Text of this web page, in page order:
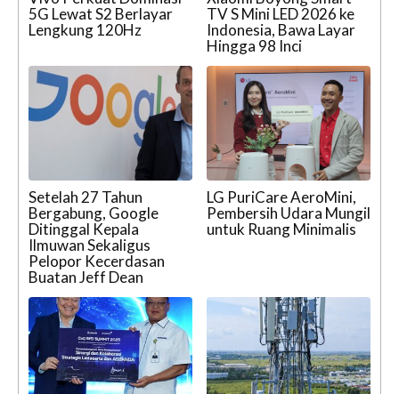
5G Lewat S2 Berlayar
Lengkung 120Hz
TV S Mini LED 2026 ke
Indonesia, Bawa Layar
Hingga 98 Inci
Setelah 27 Tahun
Bergabung, Google
Ditinggal Kepala
Ilmuwan Sekaligus
Pelopor Kecerdasan
Buatan Jeff Dean
LG PuriCare AeroMini,
Pembersih Udara Mungil
untuk Ruang Minimalis